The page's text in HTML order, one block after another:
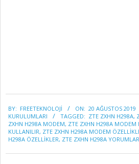
08-
20
BY: FREETEKNOLOJI ON: 20 AĞUSTOS 2019
KURULUMLARI
TAGGED: ZTE ZXHN H298A,
ZXHN H298A MODEM, ZTE ZXHN H298A MODEM
KULLANILIR, ZTE ZXHN H298A MODEM
H298A ÖZELLİKLER, ZTE ZXHN H298A YORUMLAR